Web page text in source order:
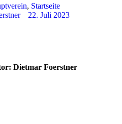
, Startseite
22. Juli 2023
Dietmar Foerstner